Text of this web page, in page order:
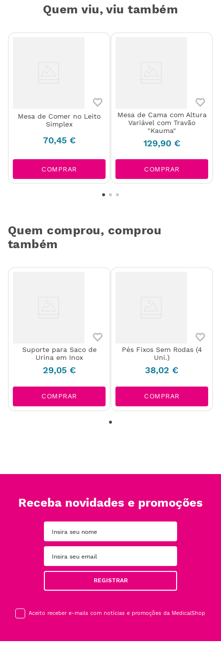
Quem viu, viu também
Mesa de Comer no Leito
Simplex
70,45 €
COMPRAR
Mesa de Cama com Altura
Variável com Travão
"Kauma"
129,90 €
COMPRAR
Quem comprou, comprou
também
Suporte para Saco de
Urina em Inox
29,05 €
COMPRAR
Pés Fixos Sem Rodas (4
Uni.)
38,02 €
COMPRAR
Receba novidades e promoções
REGISTRAR
Aceito receber e-mails com notícias e promoções da MedicalShop